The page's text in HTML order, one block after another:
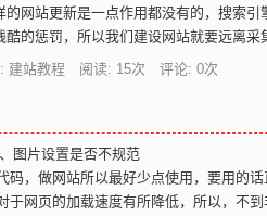
网站更新是一点作用都没有的，搜索
的惩罚，所以我们建设网站就要远离采
建站教程 阅读: 15次 评论: 0次
图片设置是否不规范
，做网站所以最好少点使用，要用的话
于网页的加载速度有所降低，所以，不